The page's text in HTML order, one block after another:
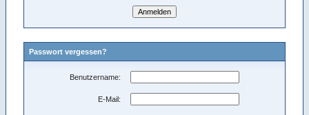
Passwort vergessen?
Benutzername:
E-Mail: